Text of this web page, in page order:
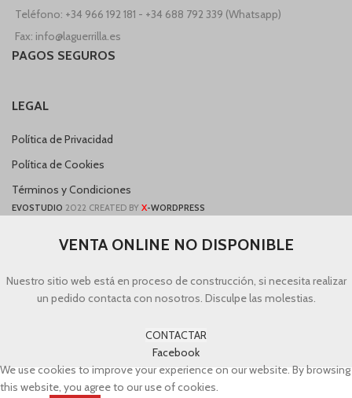
Teléfono: +34 966 192 181 - +34 688 792 339 (Whatsapp)
Fax: info@laguerrilla.es
PAGOS SEGUROS
LEGAL
Política de Privacidad
Política de Cookies
Términos y Condiciones
EVOSTUDIO 2022 CREATED BY X-WORDPRESS
VENTA ONLINE NO DISPONIBLE
Nuestro sitio web está en proceso de construcción, si necesita realizar
un pedido contacta con nosotros. Disculpe las molestias.
CONTACTAR
Facebook
We use cookies to improve your experience on our website. By browsing
this website, you agree to our use of cookies.